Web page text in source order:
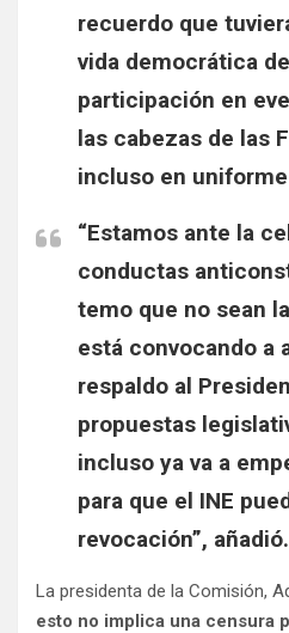
recuerdo que
vida democrática
participación en
las cabezas de las
incluso en
“Estamos ante la
conductas
temo que no sean
está convocando a
respaldo al
propuestas
incluso ya va a
para que el INE
revocación”, añadió.
La presidenta de la Comisión,
esto no implica una censura